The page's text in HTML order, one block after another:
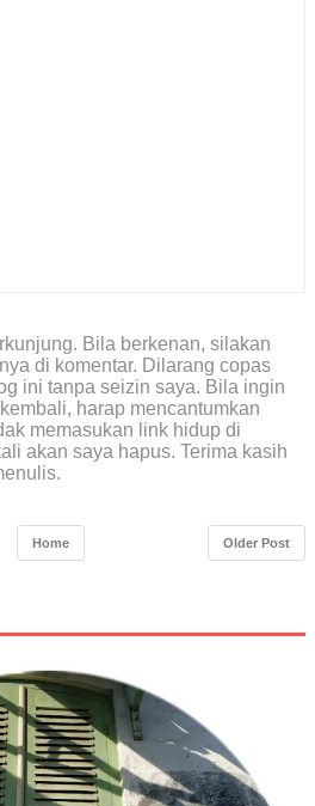
Bila berkenan, silakan
di komentar. Dilarang copas
ini tanpa seizin saya. Bila ingin
harap mencantumkan
memasukan link hidup di
akan saya hapus. Terima kasih
Older Post
Home